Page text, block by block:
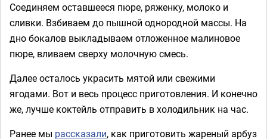
Соединяем оставшееся пюре, ряженку, молоко и
сливки. Взбиваем до пышной однородной массы. На
дно бокалов выкладываем отложенное малиновое
пюре, вливаем сверху молочную смесь.
Далее осталось украсить мятой или свежими
ягодами. Вот и весь процесс приготовления. И конечно
же, лучше коктейль отправить в холодильник на час.
Ранее мы рассказали, как приготовить жареный арбуз